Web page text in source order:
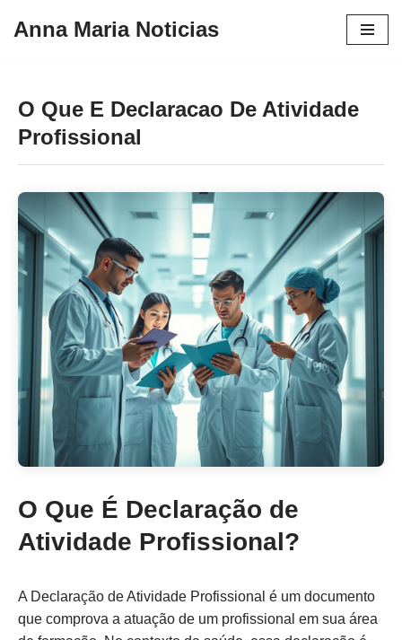
conteúdo
Anna Maria Noticias
O Que E Declaracao De Atividade
Profissional
O Que É Declaração de
Atividade Profissional?
A Declaração de Atividade Profissional é um documento
que comprova a atuação de um profissional em sua área